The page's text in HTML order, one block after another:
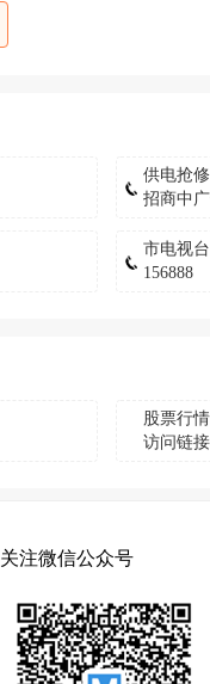
供电抢修
招商中
市电视台
156888
股票行情
访问链
关注微信公众号